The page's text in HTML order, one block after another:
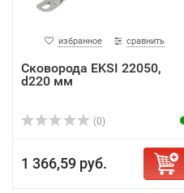
избранное сравнить
Сковорода EKSI 22050,
d220 мм
(0)
1 366,59 руб.